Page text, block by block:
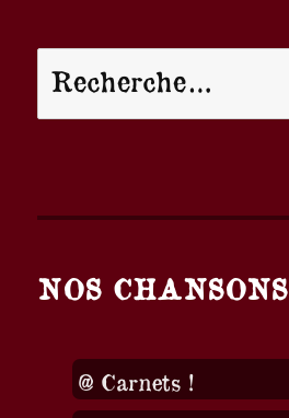
Recherche
pour :
NOS CHANSONS
@ Carnets !